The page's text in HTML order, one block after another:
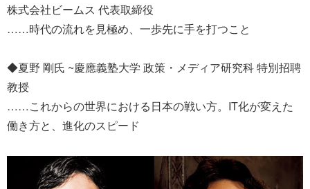
株式会社ビームス 代表取締役
……時代の流れを見極め、一歩先に手を打つこと
◆夏野 剛氏 ~慶應義塾大学 政策・メディア研究科 特別招聘
教授
……これからの世界における日本の戦い方。IT化が変えた
働き方と、進化のスピード